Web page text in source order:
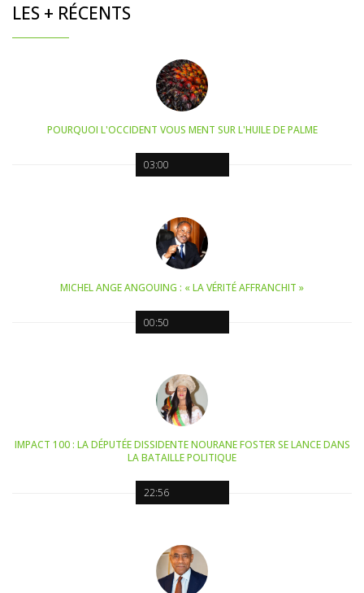
LES + RÉCENTS
03:00
POURQUOI L'OCCIDENT VOUS MENT SUR L'HUILE DE PALME
00:50
MICHEL ANGE ANGOUING : « LA VÉRITÉ AFFRANCHIT »
22:56
IMPACT 100 : LA DÉPUTÉE DISSIDENTE NOURANE FOSTER SE LANCE DANS
LA BATAILLE POLITIQUE